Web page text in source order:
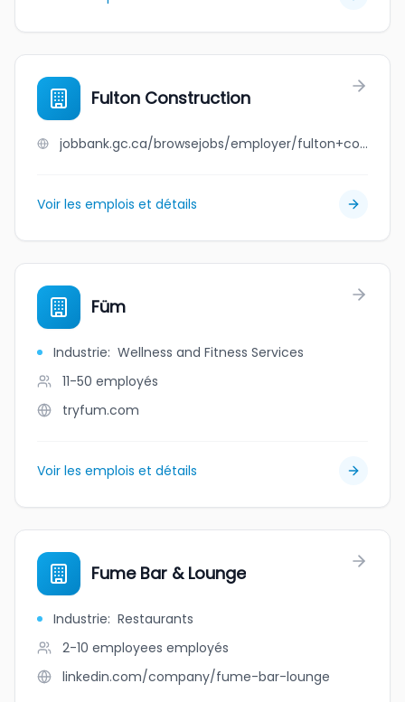
Fulton Construction
jobbank.gc.ca/browsejobs/employer/fulton+construction/ca
Voir les emplois et détails
Füm
Industrie: Wellness and Fitness Services
11-50 employés
tryfum.com
Voir les emplois et détails
Fume Bar & Lounge
Industrie: Restaurants
2-10 employees employés
linkedin.com/company/fume-bar-lounge